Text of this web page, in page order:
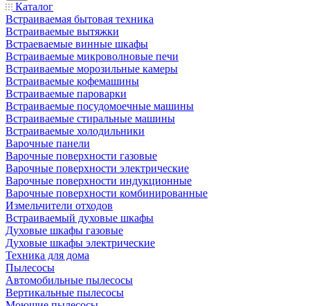
Каталог
Встраиваемая бытовая техника
Встраиваемые вытяжки
Встраеваемые винные шкафы
Встраиваемые микроволновые печи
Встраиваемые морозильные камеры
Встраиваемые кофемашины
Встраиваемые пароварки
Встраиваемые посудомоечные машины
Встраиваемые стиральные машины
Встраиваемые холодильники
Варочные панели
Варочные поверхности газовые
Варочные поверхности электрические
Варочные поверхности индукционные
Варочные поверхности комбинированные
Измельчители отходов
Встраиваемый духовые шкафы
Духовые шкафы газовые
Духовые шкафы электрические
Техника для дома
Пылесосы
Автомобильные пылесосы
Вертикальные пылесосы